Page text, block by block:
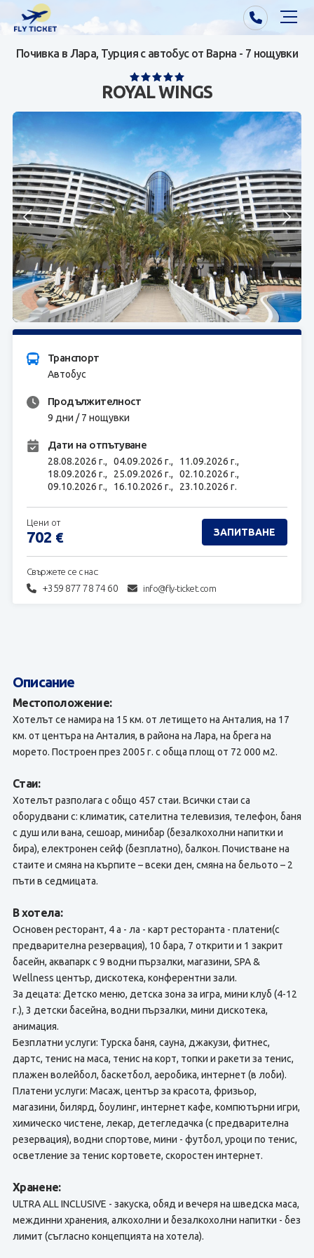
Почивки от Варна
Почивки от София/Пловдив/Бургас
Самолетни билети
Визи
Контакти
За нас
ЗАПИТВАНЕ
Почивка в Лара, Турция с автобус от Варна - 7 нощувки
ROYAL WINGS
Транспорт
Автобус
Продължителност
9 дни / 7 нощувки
Дати на отпътуване
28.08.2026 г., 04.09.2026 г., 11.09.2026 г.,
18.09.2026 г., 25.09.2026 г., 02.10.2026 г.,
09.10.2026 г., 16.10.2026 г., 23.10.2026 г.
Свържете се с нас:
+359 877 78 74 60 info@fly-ticket.com
Цени от
702 € ЗАПИТВАНЕ
Описание
Местоположение:
Хотелът се намира на 15 км. от летището на Анталия, на 17
км. от центъра на Анталия, в района на Лара, на брега на
морето. Построен през 2005 г. с обща площ от 72 000 м2.
Стаи:
Хотелът разполага с общо 457 стаи. Всички стаи са
оборудвани с: климатик, сателитна телевизия, телефон, баня
с душ или вана, сешоар, минибар (безалкохолни напитки и
бира), електронен сейф (безплатно), балкон. Почистване на
стаите и смяна на кърпите – всеки ден, смяна на бельото – 2
пъти в седмицата.
В хотела:
Основен ресторант, 4 a - лa - карт ресторанта - платени(с
предварителна резервация), 10 бара, 7 открити и 1 закрит
басейн, аквапарк с 9 водни пързалки, магазини, SPA &
Wellness център, дискотека, конферентни зали.
За децата: Детско меню, детска зона за игра, мини клуб (4-12
г.), 3 детски басейна, водни пързалки, мини дискотека,
анимация.
Безплатни услуги: Турска баня, сауна, джакузи, фитнес,
дартс, тенис на маса, тенис на корт, топки и ракети за тенис,
плажен волейбол, баскетбол, аеробика, интернет (в лоби).
Платени услуги: Масаж, център за красота, фризьор,
магазини, билярд, боулинг, интернет кафе, компютърни игри,
химическо чистене, лекар, детегледачка (с предварителна
резервация), водни спортове, мини - футбол, уроци по тенис,
осветление за тенис кортовете, скоростен интернет.
Хранене:
ULTRA ALL INCLUSIVE - закуска, обяд и вечеря на шведска маса,
междинни хранения, алкохолни и безалкохолни напитки - без
лимит (съгласно концепцията на хотела).